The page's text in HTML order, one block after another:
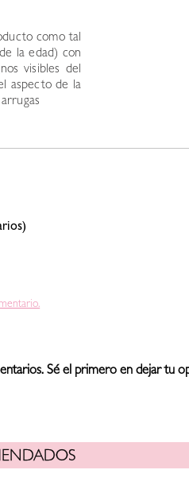
como tal
la edad) con
visibles del
aspecto de la
Sé el primero en dejar tu